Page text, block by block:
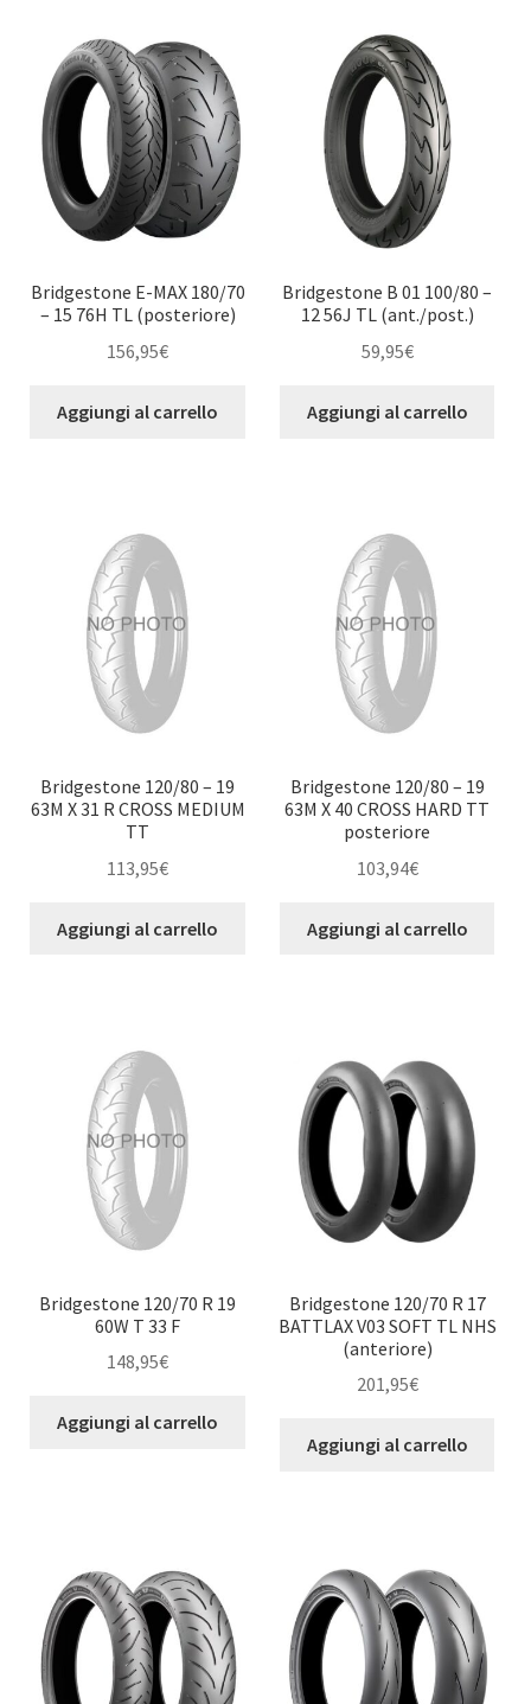
Bridgestone E-MAX 180/70
– 15 76H TL (posteriore)
156,95€
Aggiungi al carrello
Bridgestone B 01 100/80 –
12 56J TL (ant./post.)
59,95€
Aggiungi al carrello
Bridgestone 120/80 – 19
63M X 31 R CROSS MEDIUM
TT
113,95€
Aggiungi al carrello
Bridgestone 120/80 – 19
63M X 40 CROSS HARD TT
posteriore
103,94€
Aggiungi al carrello
Bridgestone 120/70 R 19
60W T 33 F
148,95€
Aggiungi al carrello
Bridgestone 120/70 R 17
BATTLAX V03 SOFT TL NHS
(anteriore)
201,95€
Aggiungi al carrello